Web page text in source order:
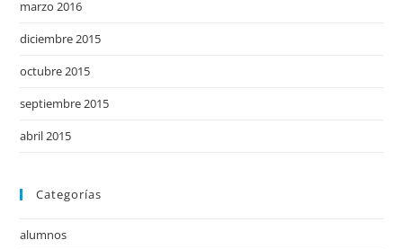
marzo 2016
diciembre 2015
octubre 2015
septiembre 2015
abril 2015
Categorías
alumnos